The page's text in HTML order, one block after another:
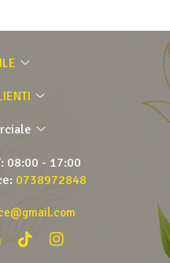
08:00 - 17:00
0738972848